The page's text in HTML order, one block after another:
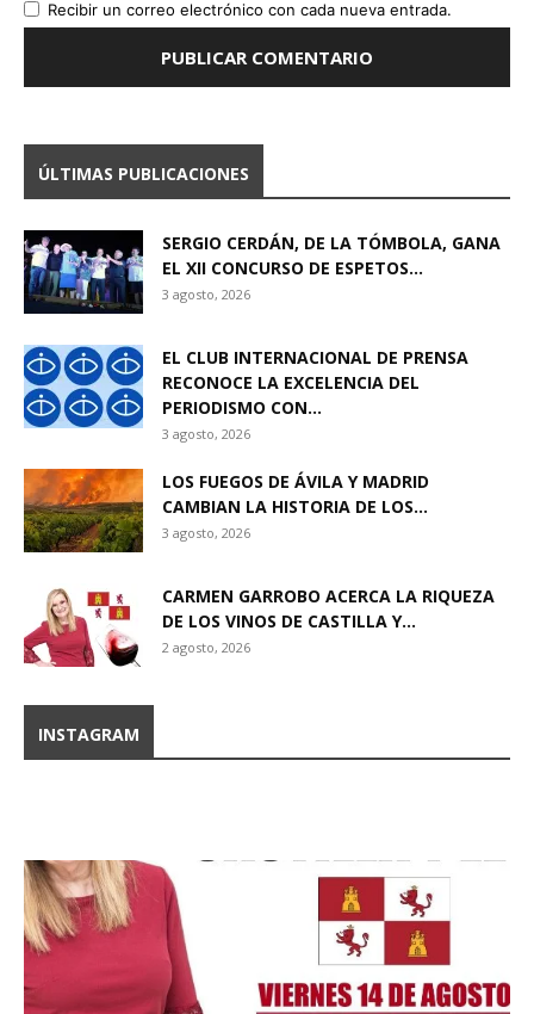
Recibir un correo electrónico con cada nueva entrada.
ÚLTIMAS PUBLICACIONES
SERGIO CERDÁN, DE LA TÓMBOLA, GANA
EL XII CONCURSO DE ESPETOS...
3 agosto, 2026
EL CLUB INTERNACIONAL DE PRENSA
RECONOCE LA EXCELENCIA DEL
PERIODISMO CON...
3 agosto, 2026
LOS FUEGOS DE ÁVILA Y MADRID
CAMBIAN LA HISTORIA DE LOS...
3 agosto, 2026
CARMEN GARROBO ACERCA LA RIQUEZA
DE LOS VINOS DE CASTILLA Y...
2 agosto, 2026
INSTAGRAM